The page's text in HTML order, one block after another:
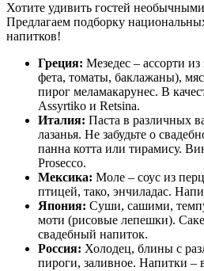
Хотите удивить гостей
Предлагаем подборку
напитков!
Греция: Мезедес – ассорти
фета, томаты, баклажаны),
пирог меламакарунес. В
Assyrtiko и Retsina.
Италия: Паста в различных
лазанья. Не забудьте о
панна котта или тирамису.
Prosecco.
Мексика: Моле – соус из
птицей, тако, энчиладас.
Япония: Суши, сашими,
моти (рисовые лепешки).
свадебный напиток.
Россия: Холодец, блины с
пироги, заливное. Напитки –